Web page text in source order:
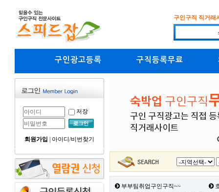
구인구직 직거래
구인광고등록 구직등록무료
저장
회원가입 아이디/비번찾기
부부팀취업구인구직~~